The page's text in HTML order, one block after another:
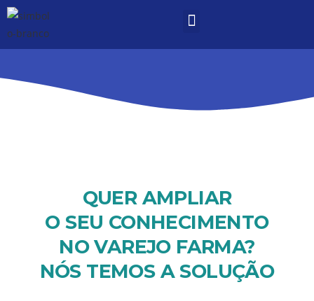
QUER AMPLIAR
O SEU CONHECIMENTO
NO VAREJO FARMA?
NÓS TEMOS A SOLUÇÃO